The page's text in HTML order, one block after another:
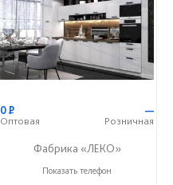
0Р
Оптовая
—
Розничная
Фабрика «ЛЕКО»
+7 (800) 222-93-90
Показать телефон